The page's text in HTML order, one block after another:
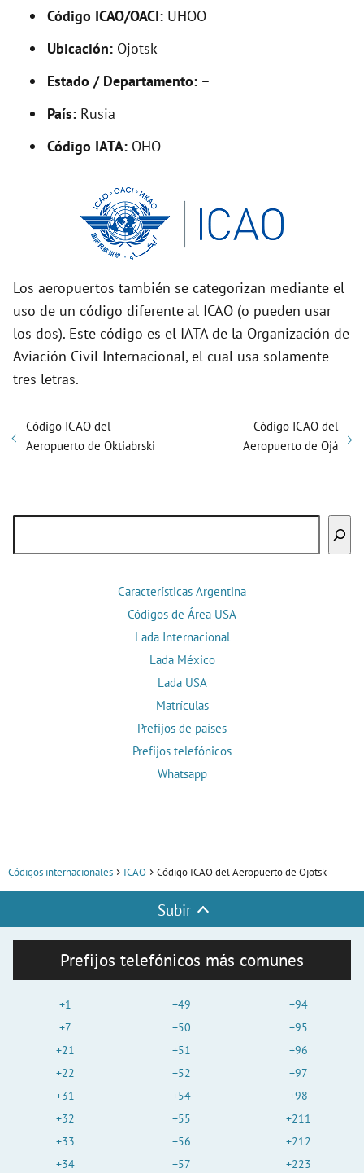
e
o
Código ICAO/OACI: UHOO
Ubicación: Ojotsk
Estado / Departamento: –
País: Rusia
Código IATA: OHO
Los aeropuertos también se categorizan mediante el
uso de un código diferente al ICAO (o pueden usar
los dos). Este código es el IATA de la Organización de
Aviación Civil Internacional, el cual usa solamente
tres letras.
Código ICAO del
Aeropuerto de Oktiabrski
Código ICAO del
Aeropuerto de Ojá
Características Argentina
Códigos de Área USA
Lada Internacional
Lada México
Lada USA
Matrículas
Prefijos de países
Prefijos telefónicos
Whatsapp
Códigos internacionales ICAO Código ICAO del Aeropuerto de Ojotsk
Subir
Prefijos telefónicos más comunes
+1
+7
+21
+22
+31
+32
+33
+34
+49
+50
+51
+52
+54
+55
+56
+57
+94
+95
+96
+97
+98
+211
+212
+223